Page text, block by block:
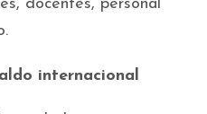
docentes, personal
internacional